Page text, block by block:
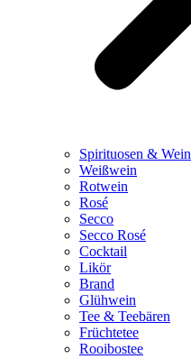
Spirituosen & Wein
Weißwein
Rotwein
Rosé
Secco
Secco Rosé
Cocktail
Likör
Brand
Glühwein
Tee & Teebären
Früchtetee
Rooibostee